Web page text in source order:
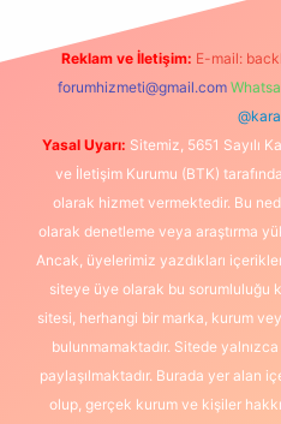
Reklam ve İletişim: E-mail:
forumhizmeti@gmail.com
Yasal Uyarı: Sitemiz, 5651 Sayılı
ve İletişim Kurumu (BTK)
olarak hizmet vermektedir. Bu
olarak denetleme veya araştırma
Ancak, üyelerimiz yazdıkları
siteye üye olarak bu sorumluluğu
sitesi, herhangi bir marka, kurum
bulunmamaktadır. Sitede
paylaşılmaktadır. Burada yer alan
olup, gerçek kurum ve kişiler